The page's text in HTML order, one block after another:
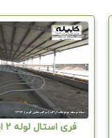
فری استال لوله 2 اینچ (لوله6) 190